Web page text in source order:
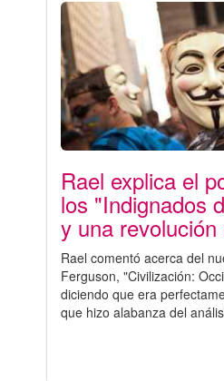
Rael explica el
los "Indignados
y una revolución
Rael comentó acerca del
Ferguson, "Civilización:
diciendo que era
que hizo alabanza del